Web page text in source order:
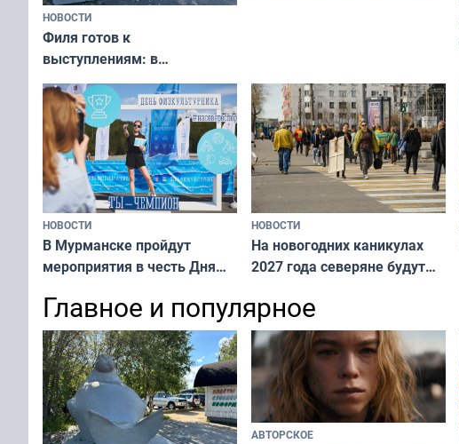
НОВОСТИ
Филя готов к
выступлениям: в
мурманском океанариуме
рассказали о состоянии
тюленей
НОВОСТИ
В Мурманске пройдут
мероприятия в честь Дня
НОВОСТИ
На новогодних каникулах
2027 года северяне будут
Главное и популярное
АВТОРСКОЕ